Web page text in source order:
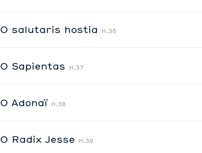
O salutaris hostia H.36
O Sapientas H.37
O Adonaï H.38
O Radix Jesse H.39